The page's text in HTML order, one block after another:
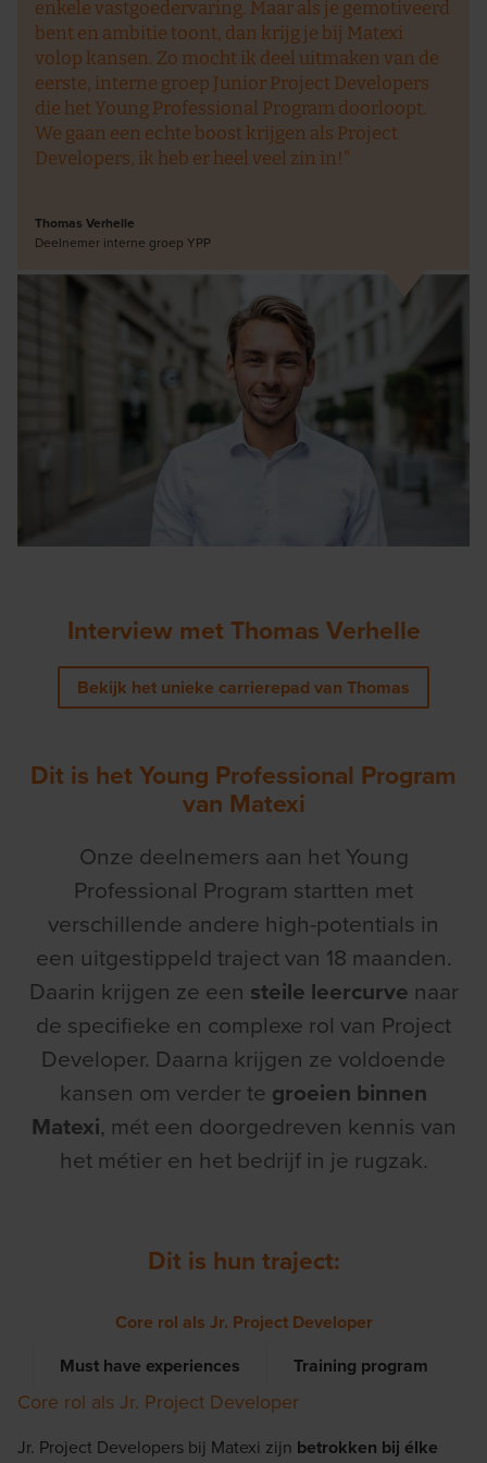
enkele vastgoedervaring. Maar als je gemotiveerd
bent en ambitie toont, dan krijg je bij Matexi
volop kansen. Zo mocht ik deel uitmaken van de
eerste, interne groep Junior Project Developers
die het Young Professional Program doorloopt.
We gaan een echte boost krijgen als Project
Developers, ik heb er heel veel zin in!"
Thomas Verhelle
Deelnemer interne groep YPP
Interview met Thomas Verhelle
Bekijk het unieke carrierepad van Thomas
Dit is het Young Professional Program
van Matexi
Onze deelnemers aan het Young
Professional Program startten met
verschillende andere high-potentials in
een uitgestippeld traject van 18 maanden.
Daarin krijgen ze een steile leercurve naar
de specifieke en complexe rol van Project
Developer. Daarna krijgen ze voldoende
kansen om verder te groeien binnen
Matexi, mét een doorgedreven kennis van
het métier en het bedrijf in je rugzak.
Dit is hun traject:
Core rol als Jr. Project Developer
Jr. Project Developers bij Matexi zijn betrokken bij élke
Core rol als Jr. Project Developer
Must have experiences
Training program